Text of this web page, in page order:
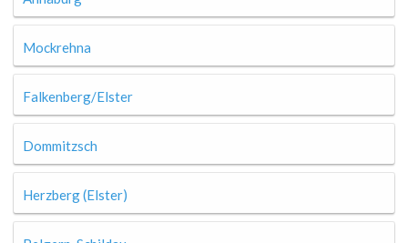
Mockrehna
Falkenberg/Elster
Dommitzsch
Herzberg (Elster)